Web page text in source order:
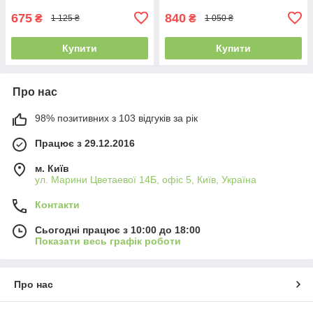
675 ₴ 1 125 ₴
Купити
840 ₴ 1 050 ₴
Купити
Про нас
98% позитивних з 103 відгуків за рік
Працює з 29.12.2016
м. Київ
ул. Марини Цветаевої 14Б, офіс 5, Київ, Україна
Контакти
Сьогодні працює з 10:00 до 18:00
Показати весь графік роботи
Про нас